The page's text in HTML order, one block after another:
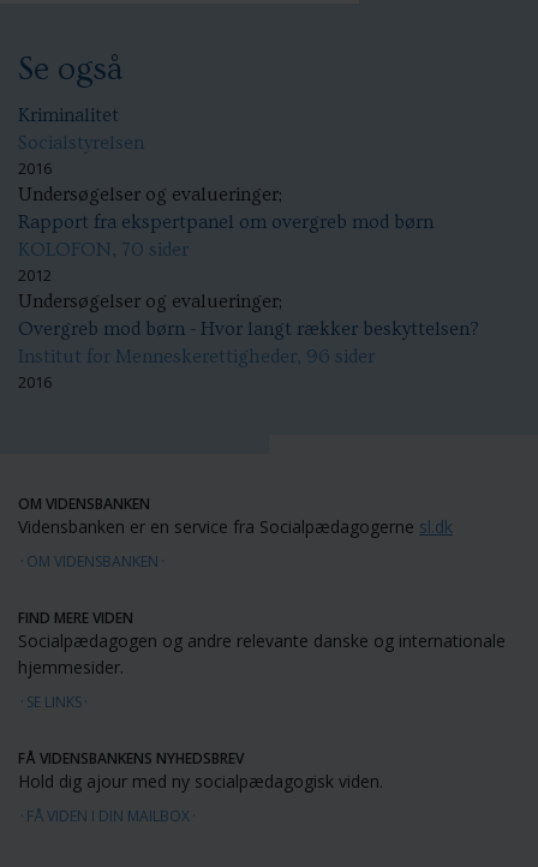
Se også
Kriminalitet
Socialstyrelsen
2016
Undersøgelser og evalueringer;
Rapport fra ekspertpanel om overgreb mod børn
KOLOFON, 70 sider
2012
Undersøgelser og evalueringer;
Overgreb mod børn - Hvor langt rækker beskyttelsen?
Institut for Menneskerettigheder, 96 sider
2016
OM VIDENSBANKEN
Vidensbanken er en service fra Socialpædagogerne sl.dk
OM VIDENSBANKEN
FIND MERE VIDEN
Socialpædagogen og andre relevante danske og internationale
hjemmesider.
SE LINKS
FÅ VIDENSBANKENS NYHEDSBREV
Hold dig ajour med ny socialpædagogisk viden.
FÅ VIDEN I DIN MAILBOX